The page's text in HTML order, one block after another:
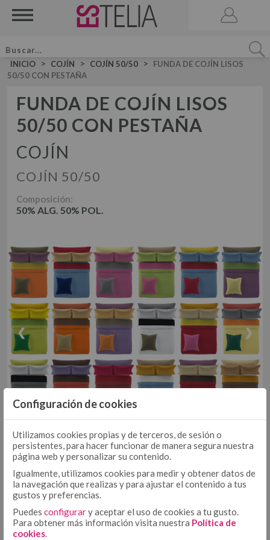
ACCESORIOS
JUEGO DE SÁBANAS
JUEGOS DE SÁBANAS LISAS ALGODÓN
JUEGOS DE SÁBANAS ESTAMPADAS
JUEGOS DE FUNDA NÓRDICA LISOS ALGODÓN
JUEGOS DE FUNDA NÓRDICA ESTAMPADOS
JUEGOS DE FUNDA NÓRDICA TEJIDA
EDREDÓN
EDREDONES 500 GR
COLCHA - CUBRECAMA
COLCHAS TEJIDAS
COLCHAS FOULARD
ENCIMERA
ENCIMERA ALGODÓN
ENCIMERA 50/50
BAJERA AJUSTABLE
BAJERA AJUSTABLE ALGODÓN
BAJERA ALTO/LARGO ESPECIAL
FUNDA NÓRDICA
FUNDA NÓRDICA ALGODÓN
FUNDA NÓRDICA 50/50
FUNDA NÓRDICA ESTAMPADA
FUNDA DE ALMOHADA
FUNDA DE ALMOHADA ALGODÓN
FUNDA DE ALMOHADA 50/50
INICIO > COJÍN > COJÍN 50/50 >
FUNDA DE COJÍN LISOS
50/50 CON PESTAÑA
FUNDA DE COJÍN LISOS
50/50 CON PESTAÑA
COJÍN
COJÍN 50/50
Composición:
50% ALG. 50% POL.
❮ ❯
CREMA PIEDRA
MORADO NEGRO
Configuración de cookies
Utilizamos cookies propias y de terceros, de sesión o
persistentes, para hacer funcionar de manera segura nuestra
página web y personalizar su contenido.
Igualmente, utilizamos cookies para medir y obtener datos de
la navegación que realizas y para ajustar el contenido a tus
gustos y preferencias.
Puedes configurary aceptar el uso de cookies a tu gusto.
Para obtener más información visita nuestra Política de
cookies